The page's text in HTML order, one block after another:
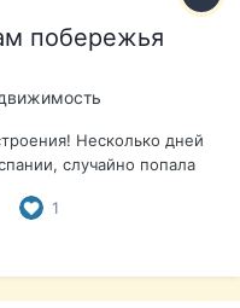
побережья
Несколько дней
случайно попала
много полезной
суть создания
1